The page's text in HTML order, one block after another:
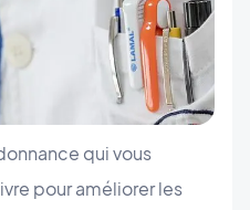
qui vous
pour améliorer les